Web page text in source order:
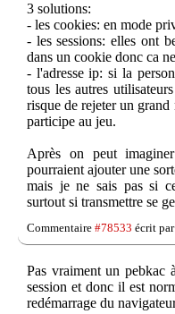
3 solutions:
- les cookies: en mode
- les sessions: elles ont
dans un cookie donc ca
- l'adresse ip: si la
tous les autres
risque de rejeter un
participe au jeu.
Après on peut
pourraient ajouter une
mais je ne sais pas si
surtout si transmettre se
Commentaire #78533 écrit par
Pas vraiment un pebkac
session et donc il est
redémarrage du